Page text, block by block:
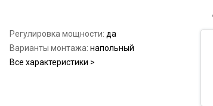
Регулировка мощности: да
Варианты монтажа: напольный
Все характеристики >